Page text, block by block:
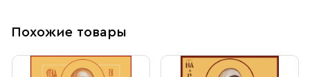
Похожие товары